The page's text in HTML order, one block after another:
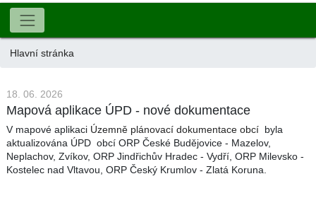
Hlavní stránka
18. 06. 2026
Mapová aplikace ÚPD - nové dokumentace
V mapové aplikaci Územně plánovací dokumentace obcíbyla
aktualizována ÚPD obcí ORP České Budějovice - Mazelov,
Neplachov, Zvíkov, ORP Jindřichův Hradec - Vydří, ORP Milevsko -
Kostelec nad Vltavou, ORP Český Krumlov - Zlatá Koruna.